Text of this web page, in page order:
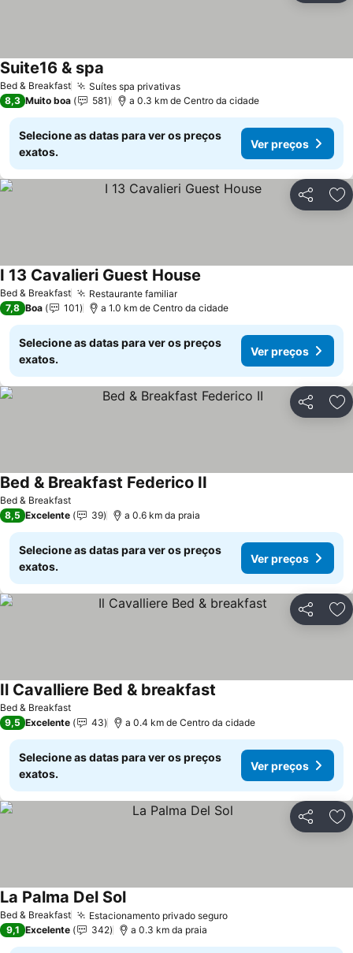
Bed & Breakfast Suítes spa privativas
Suite16 & spa
8,3 Muito boa 581 a 0.3 km de Centro da cidade
Selecione as datas para ver os preços
exatos.
Ver preços
Partilhar
Bed & Breakfast Restaurante familiar
I 13 Cavalieri Guest House
7,8 Boa 101 a 1.0 km de Centro da cidade
Selecione as datas para ver os preços
exatos.
Ver preços
Partilhar
Bed & Breakfast
Bed & Breakfast Federico II
8,5 Excelente 39 a 0.6 km da praia
Selecione as datas para ver os preços
exatos.
Ver preços
Partilhar
Bed & Breakfast
Il Cavalliere Bed & breakfast
9,5 Excelente 43 a 0.4 km de Centro da cidade
Selecione as datas para ver os preços
exatos.
Ver preços
Partilhar
Bed & Breakfast Estacionamento privado seguro
La Palma Del Sol
9,1 Excelente 342 a 0.3 km da praia